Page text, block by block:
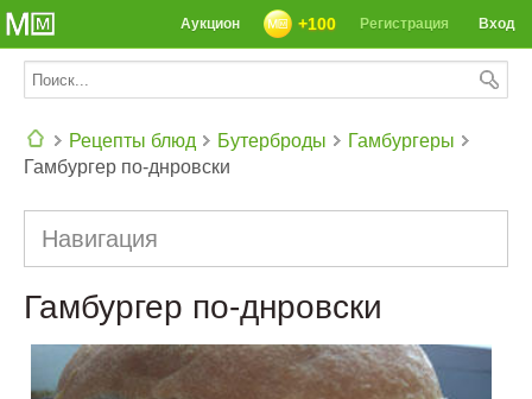
Вход
Регистрация
+100
Аукцион
Рецепты блюд Бутерброды
Гамбургеры
Гамбургер по-днровски
Навигация
Гамбургер по-днровски